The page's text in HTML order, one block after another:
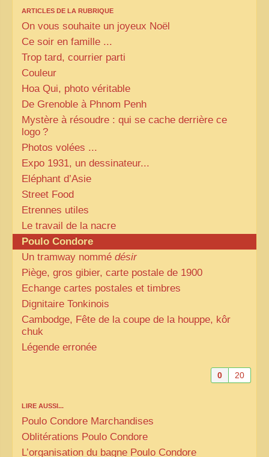
ARTICLES DE LA RUBRIQUE
On vous souhaite un joyeux Noël
Ce soir en famille ...
Trop tard, courrier parti
Couleur
Hoa Qui, photo véritable
De Grenoble à Phnom Penh
Mystère à résoudre : qui se cache derrière ce
logo ?
Photos volées ...
Expo 1931, un dessinateur...
Eléphant d’Asie
Street Food
Etrennes utiles
Le travail de la nacre
Poulo Condore
Un tramway nommé désir
Piège, gros gibier, carte postale de 1900
Echange cartes postales et timbres
Dignitaire Tonkinois
Cambodge, Fête de la coupe de la houppe, kôr
chuk
Légende erronée
0 20
LIRE AUSSI...
Poulo Condore Marchandises
Oblitérations Poulo Condore
L’organisation du bagne Poulo Condore